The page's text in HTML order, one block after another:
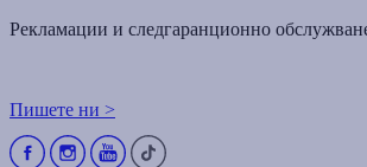
Рекламации и следгаранционно
Пишете ни >